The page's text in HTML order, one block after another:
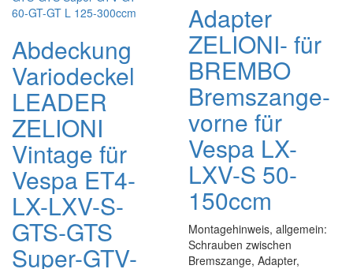
Abdeckung
Variodeckel
LEADER
ZELIONI
Vintage für
Vespa ET4-
LX-LXV-S-
GTS-GTS
Super-GTV-
Adapter
ZELIONI- für
BREMBO
Bremszange-
vorne für
Vespa LX-
LXV-S 50-
150ccm
Montagehinweis, allgemein:
Schrauben zwischen
Bremszange, Adapter,